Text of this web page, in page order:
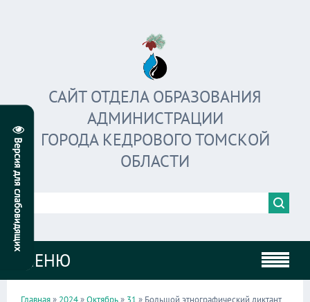
САЙТ ОТДЕЛА ОБРАЗОВАНИЯ
АДМИНИСТРАЦИИ
ГОРОДА КЕДРОВОГО ТОМСКОЙ
ОБЛАСТИ
МЕНЮ
Главная» 2024»Октябрь» 31 » Большой этнографический диктант